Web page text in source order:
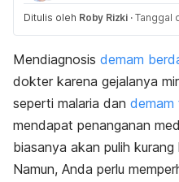
Ditulis oleh Roby Rizki · Tanggal
Mendiagnosis demam
dokter karena gejalanya
seperti malaria dan
mendapat penanganan
biasanya akan pulih
Namun, Anda perlu